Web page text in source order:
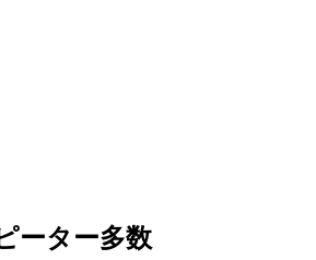
ーター多数